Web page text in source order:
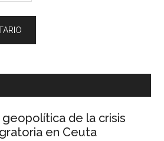
geopolítica de la crisis
en Ceuta